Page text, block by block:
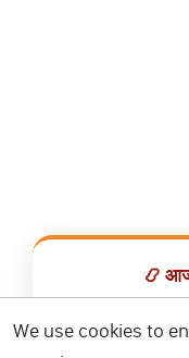
📿
We use cookies to